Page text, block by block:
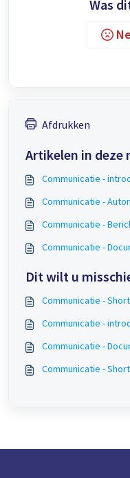
Was
Afdrukken
Artikelen in deze
Communicatie -
Communicatie -
Communicatie -
Communicatie -
Dit wilt u
Communicatie -
Communicatie -
Communicatie -